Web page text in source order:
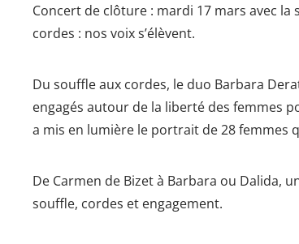
Concert de clôture : mardi 17 mars avec
cordes : nos voix s’élèvent.
Du souffle aux cordes, le duo Barbara
engagés autour de la liberté des femmes
a mis en lumière le portrait de 28 femmes
De Carmen de Bizet à Barbara ou Dalida,
souffle, cordes et engagement.